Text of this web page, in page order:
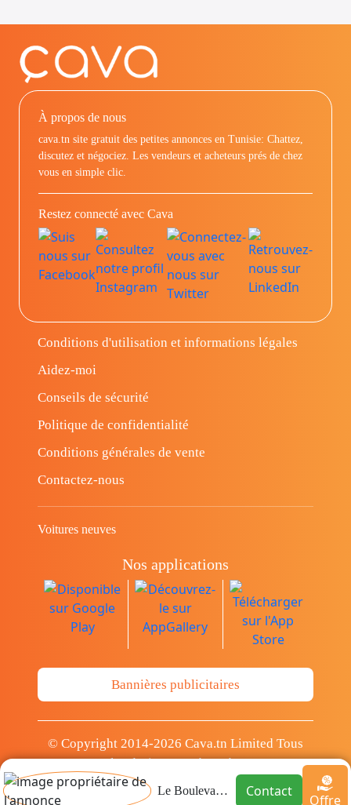
Le Boulevard immo Contact
Offre
À propos de nous
cava.tn site gratuit des petites annonces en Tunisie: Chattez,
discutez et négociez. Les vendeurs et acheteurs prés de chez
vous en simple clic.
Restez connecté avec Cava
Conditions d'utilisation et informations légales
Aidez-moi
Conseils de sécurité
Politique de confidentialité
Conditions générales de vente
Contactez-nous
Voitures neuves
Nos applications
Bannières publicitaires
© Copyright 2014-2026 Cava.tn Limited Tous
les droits sont réservés.